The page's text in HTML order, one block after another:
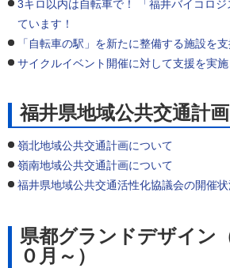
3キロ以内は自転車で！ 「福井バイコロ
ています！
「自転車の駅」を新たに整備する施設を支
サイクルイベント開催に対して支援を実施
福井県地域公共交通計
嶺北地域公共交通計画について
嶺南地域公共交通計画について
福井県地域公共交通活性化協議会の開催状
県都グランドデザイン
０月～）